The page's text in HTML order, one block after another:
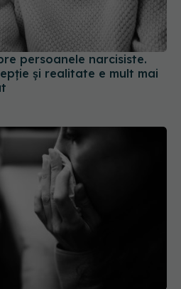
persoanele narcisiste.
și realitate e mult mai